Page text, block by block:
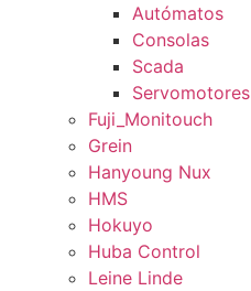
Autómatos
Consolas
Scada
Servomotores
Fuji_Monitouch
Grein
Hanyoung Nux
HMS
Hokuyo
Huba Control
Leine Linde